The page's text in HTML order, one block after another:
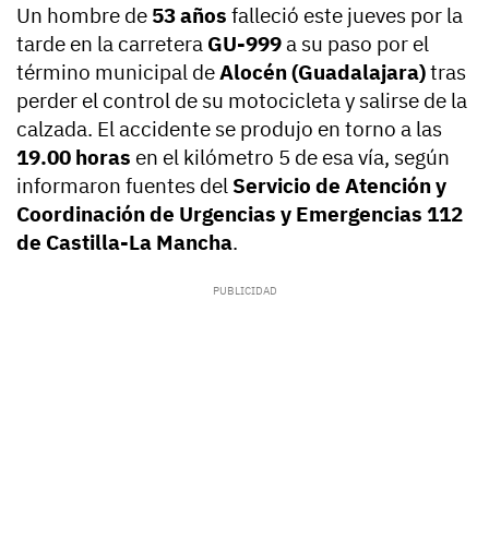
Un hombre de 53 años falleció este jueves por la
tarde en la carretera GU-999a su paso por el
término municipal deAlocén (Guadalajara)tras
perder el control de su motocicleta y salirse de la
calzada. El accidente se produjo en torno a las
19.00 horas en el kilómetro 5 de esa vía, según
informaron fuentes del Servicio de Atención y
Coordinación de Urgencias y Emergencias 112
de Castilla-La Mancha.